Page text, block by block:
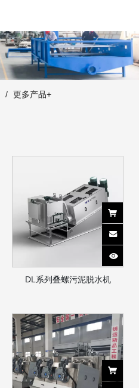
/ 更多产品+
DL系列叠螺污泥脱水机